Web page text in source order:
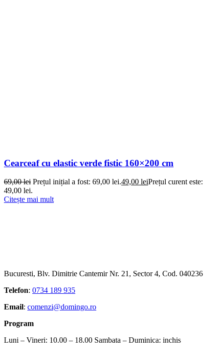
Cearceaf cu elastic verde fistic 160×200 cm
69,00lei Prețul inițial a fost: 69,00 lei.49,00 leiPrețul curent este:
49,00 lei.
Citește mai mult
Bucuresti, Blv. Dimitrie Cantemir Nr. 21, Sector 4, Cod. 040236
Telefon: 0734 189 935
Email: comenzi@domingo.ro
Program
Luni – Vineri: 10.00 – 18.00 Sambata – Duminica: inchis